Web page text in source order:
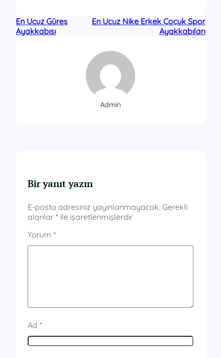
En Ucuz Güreş
Ayakkabısı
En Ucuz Nike Erkek Çoçuk Spor
Ayakkabıları
Admin
Bir yanıt yazın
E-posta adresiniz yayınlanmayacak. Gerekli
alanlar * ile işaretlenmişlerdir
Yorum *
Ad *